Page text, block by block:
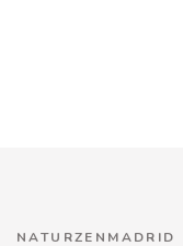
NATURZENMADRID